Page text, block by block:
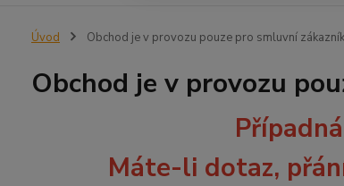
Úvod Obchod je v provozu pouze pro smluvní
Obchod je v provozu
Máte-li dotaz,